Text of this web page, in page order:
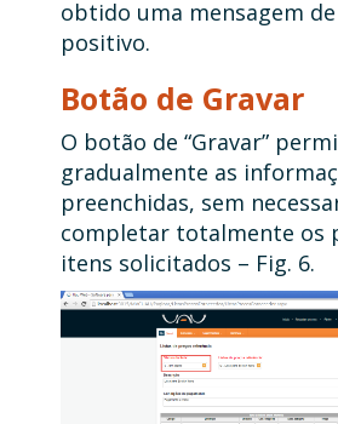
obtido uma mensagem
positivo.
Botão de Gravar
O botão de “Gravar”
gradualmente as
preenchidas, sem
completar totalmente os
itens solicitados – Fig. 6.